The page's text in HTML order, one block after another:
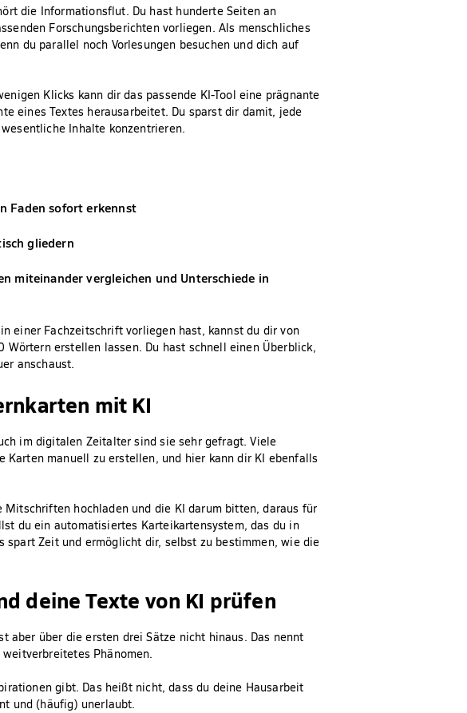
die Informationsflut. Du hast hunderte Seiten an
Forschungsberichten vorliegen. Als menschliches
du parallel noch Vorlesungen besuchen und dich auf
Klicks kann dir das passende KI-Tool eine prägnante
eines Textes herausarbeitet. Du sparst dir damit, jede
Inhalte konzentrieren.
Faden sofort erkennst
gliedern
miteinander vergleichen und Unterschiede in
einer Fachzeitschrift vorliegen hast, kannst du dir von
erstellen lassen. Du hast schnell einen Überblick,
anschaust.
mit KI
im digitalen Zeitalter sind sie sehr gefragt. Viele
Karten manuell zu erstellen, und hier kann dir KI ebenfalls
Mitschriften hochladen und die KI darum bitten, daraus für
du ein automatisiertes Karteikartensystem, das du in
spart Zeit und ermöglicht dir, selbst zu bestimmen, wie die
deine Texte von KI prüfen
aber über die ersten drei Sätze nicht hinaus. Das nennt
Phänomen.
gibt. Das heißt nicht, dass du deine Hausarbeit
und (häufig) unerlaubt.